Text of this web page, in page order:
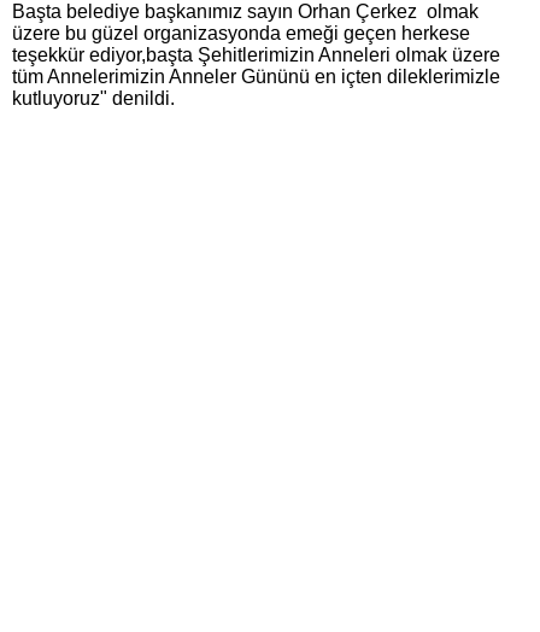
Başta belediye başkanımız sayın Orhan Çerkez olmak
üzere bu güzel organizasyonda emeği geçen herkese
teşekkür ediyor,başta Şehitlerimizin Anneleri olmak üzere
tüm Annelerimizin Anneler Gününü en içten dileklerimizle
kutluyoruz" denildi.